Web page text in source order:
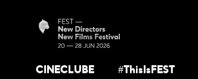
CINECLUBE #ThisIsFEST